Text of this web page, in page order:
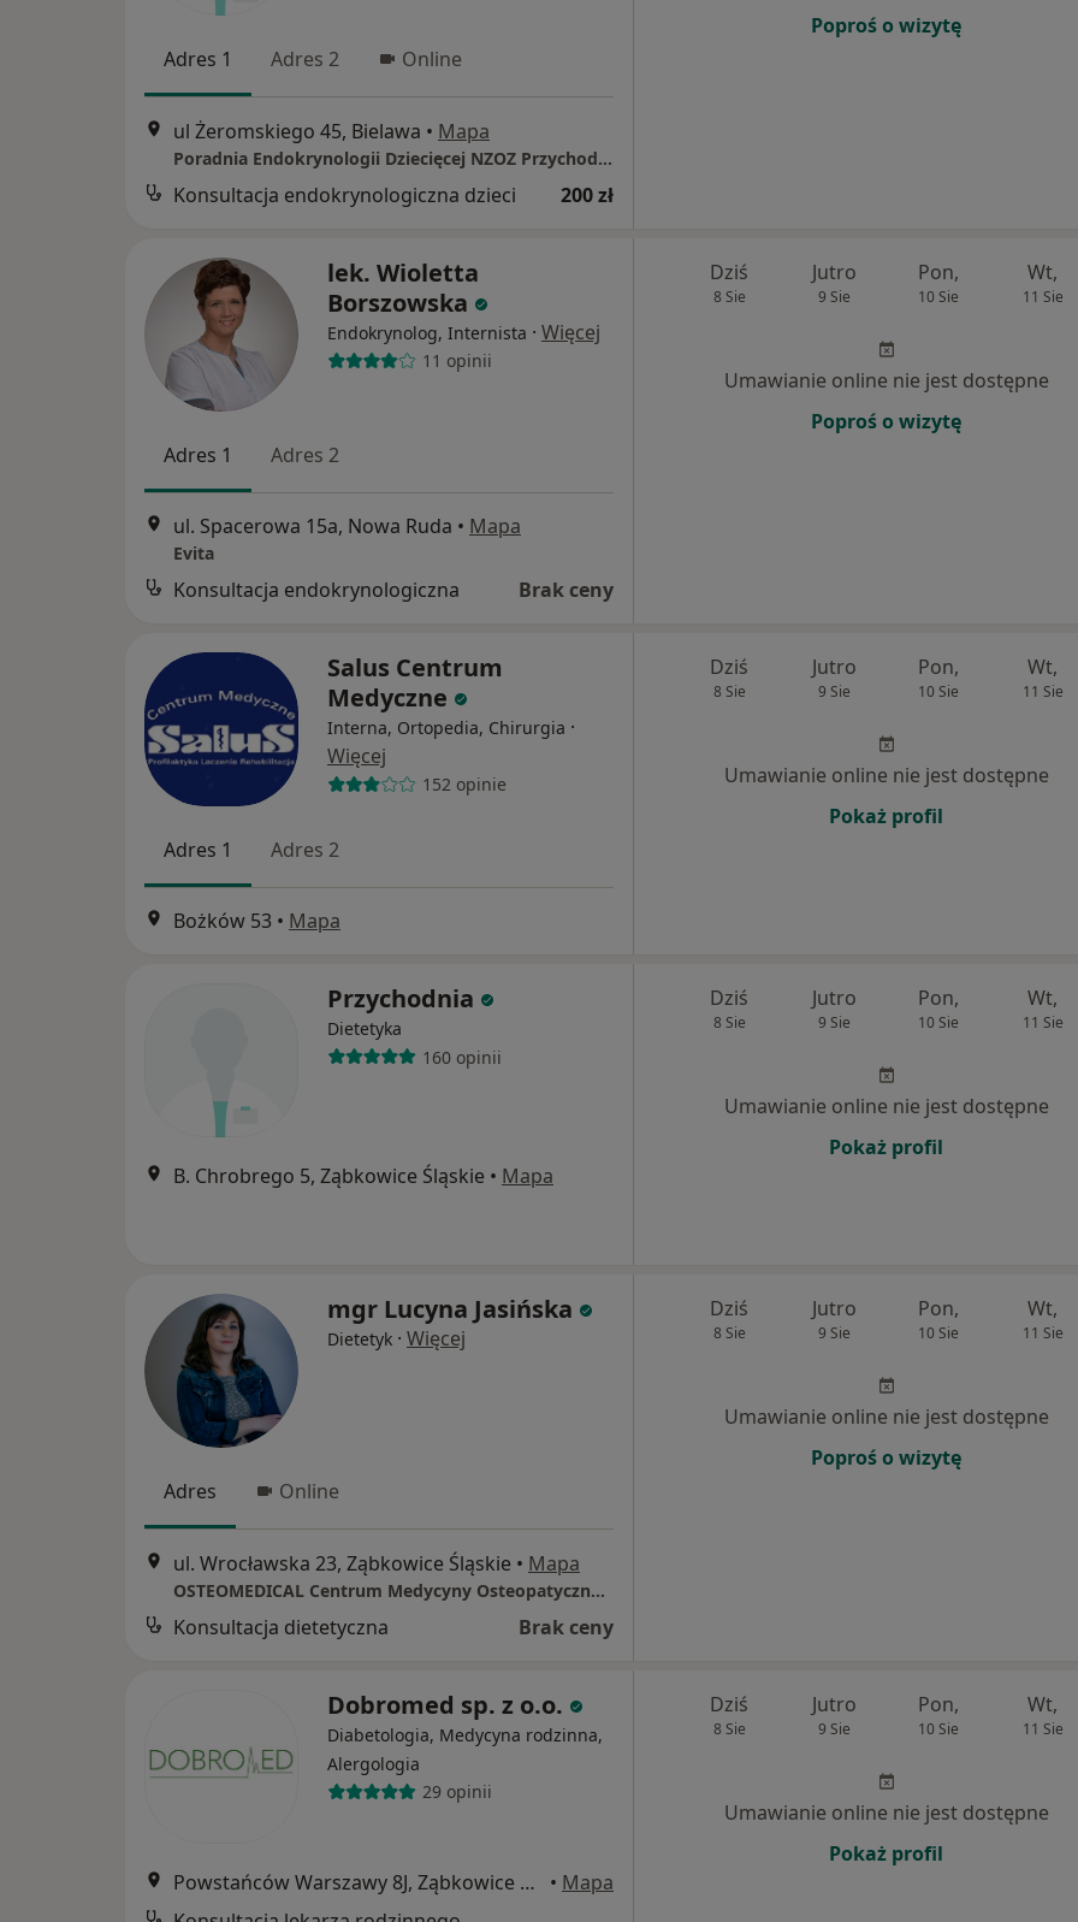
Adres 1 Adres 2 Online
ul Żeromskiego 45, Bielawa • Mapa
Poradnia Endokrynologii Dziecięcej NZOZ Przychodnia Rodzinna
Konsultacja endokrynologiczna dzieci 200 zł
Poproś o wizytę
lek. Wioletta
Borszowska
Endokrynolog, Internista · Więcej
11 opinii
Adres 1 Adres 2
ul. Spacerowa 15a, Nowa Ruda • Mapa
Evita
Konsultacja endokrynologiczna Brak ceny
Dziś
8 Sie
Jutro
9 Sie
Pon,
10 Sie
Wt,
11 Sie
Umawianie online nie jest dostępne
Poproś o wizytę
Salus Centrum
Medyczne
Interna, Ortopedia, Chirurgia ·
Więcej
152 opinie
Adres 1 Adres 2
Bożków 53 • Mapa
Dziś
8 Sie
Jutro
9 Sie
Pon,
10 Sie
Wt,
11 Sie
Umawianie online nie jest dostępne
Pokaż profil
Przychodnia
Dietetyka
160 opinii
B. Chrobrego 5, Ząbkowice Śląskie • Mapa
Dziś
8 Sie
Jutro
9 Sie
Pon,
10 Sie
Wt,
11 Sie
Umawianie online nie jest dostępne
Pokaż profil
mgr Lucyna Jasińska
Dietetyk · Więcej
Adres Online
ul. Wrocławska 23, Ząbkowice Śląskie • Mapa
OSTEOMEDICAL Centrum Medycyny Osteopatycznej I Zdrowego Żywienia
Konsultacja dietetyczna Brak ceny
Dziś
8 Sie
Jutro
9 Sie
Pon,
10 Sie
Wt,
11 Sie
Umawianie online nie jest dostępne
Poproś o wizytę
Dobromed sp. z o.o.
Diabetologia, Medycyna rodzinna,
Alergologia
29 opinii
Powstańców Warszawy 8J, Ząbkowice Śląskie • Mapa
Dziś
8 Sie
Jutro
9 Sie
Pon,
10 Sie
Wt,
11 Sie
Umawianie online nie jest dostępne
Pokaż profil